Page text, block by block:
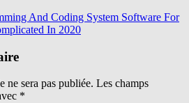
And Coding System Software For
In 2020
ne sera pas publiée. Les champs
*